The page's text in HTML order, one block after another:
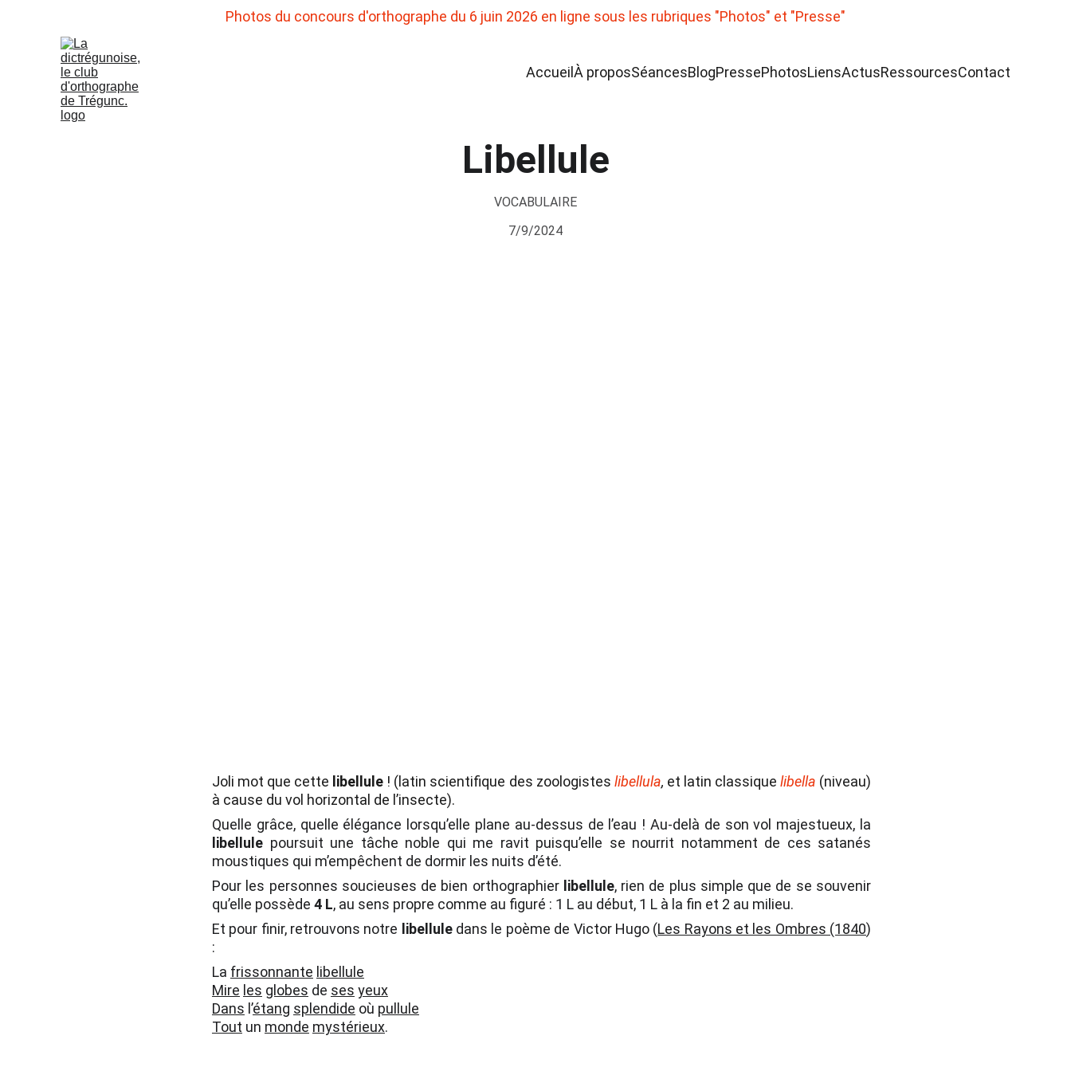
Photos du concours d'orthographe du 6 juin 2026 en ligne sous les rubriques "Photos" et "Presse"
AccueilÀ proposSéancesBlogPressePhotosLiensActusRessourcesContact
Libellule
VOCABULAIRE
7/9/2024
Joli mot que cette libellule ! (latin scientifique des zoologistes libellula, et latin classique libella (niveau)
à cause du vol horizontal de l’insecte).
Quelle grâce, quelle élégance lorsqu’elle plane au-dessus de l’eau ! Au-delà de son vol majestueux, la
libellule poursuit une tâche noble qui me ravit puisqu’elle se nourrit notamment de ces satanés
moustiques qui m’empêchent de dormir les nuits d’été.
Pour les personnes soucieuses de bien orthographier libellule, rien de plus simple que de se souvenir
qu’elle possède 4 L, au sens propre comme au figuré : 1 L au début, 1 L à la fin et 2 au milieu.
Et pour finir, retrouvons notre libellule dans le poème de Victor Hugo (Les Rayons et les Ombres (1840)
:
La frissonnante libellule
Mire les globes de ses yeux
Dans l’étang splendide où pullule
Tout un monde mystérieux.